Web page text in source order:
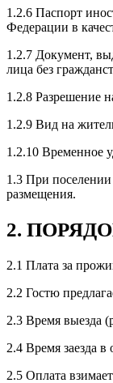
1.2.6 Паспорт
Федерации в
1.2.7 Документ,
лица без
1.2.8 Разрешение
1.2.9 Вид на
1.2.10 Временное
1.3 При
размещения.
2.
2.1 Плата за
2.2 Гостю
2.3 Время выезда
2.4 Время заезда
2.5 Оплата